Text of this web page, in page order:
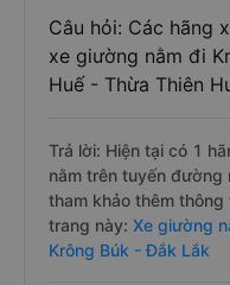
Câu hỏi: Các hãng
xe giường nằm đi
Huế - Thừa Thiên
Trả lời: Hiện tại có 1
nằm trên tuyến đường
tham khảo thêm
trang này: Xe giường
Krông Búk - Đắk Lắk